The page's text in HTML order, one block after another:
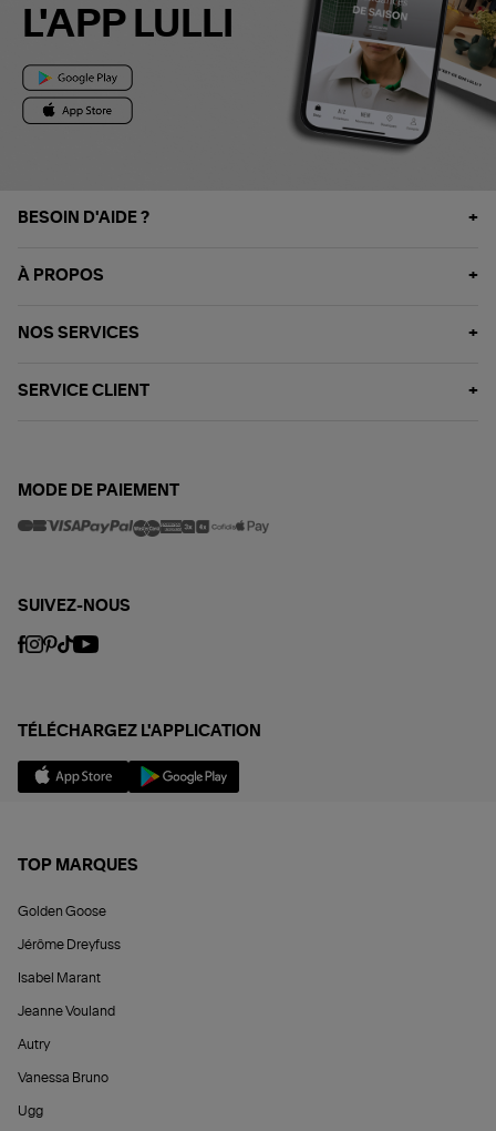
L'APP LULLI
BESOIN D'AIDE ?
À PROPOS
NOS SERVICES
SERVICE CLIENT
MODE DE PAIEMENT
SUIVEZ-NOUS
TÉLÉCHARGEZ L'APPLICATION
TOP MARQUES
Golden Goose
Jérôme Dreyfuss
Isabel Marant
Jeanne Vouland
Autry
Vanessa Bruno
Ugg